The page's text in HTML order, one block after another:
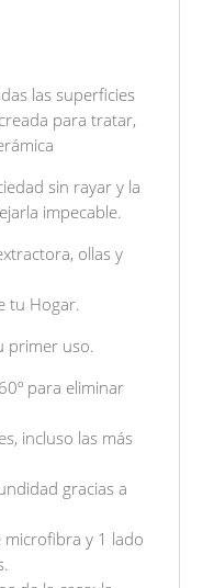
las superficies
para tratar,
sin rayar y la
impecable.
ollas y
tu Hogar.
primer uso.
para eliminar
incluso las más
gracias a
microfibra y 1 lado